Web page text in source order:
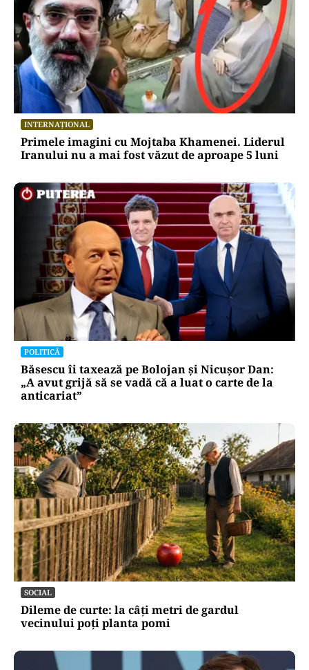
INTERNAȚIONAL
Primele imagini cu Mojtaba Khamenei. Liderul
Iranului nu a mai fost văzut de aproape 5 luni
POLITICĂ
Băsescu îi taxează pe Bolojan și Nicușor Dan:
„A avut grijă să se vadă că a luat o carte de la
anticariat”
SOCIAL
Dileme de curte: la câți metri de gardul
vecinului poți planta pomi